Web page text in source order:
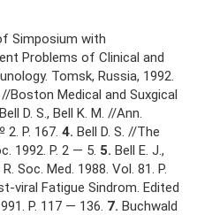
Simposium with
Problems of Clinical and
Tomsk, Russia, 1992.
//Boston Medical and Suxgical
Bell D. S., Bell K. M. //Ann.
P. 167. 4. Bell D. S. //The
1992. P. 2 — 5. 5. Bell E. J.,
Soc. Med. 1988. Vol. 81. P.
viral Fatigue Sindrom. Edited
P. 117 — 136. 7. Buchwald